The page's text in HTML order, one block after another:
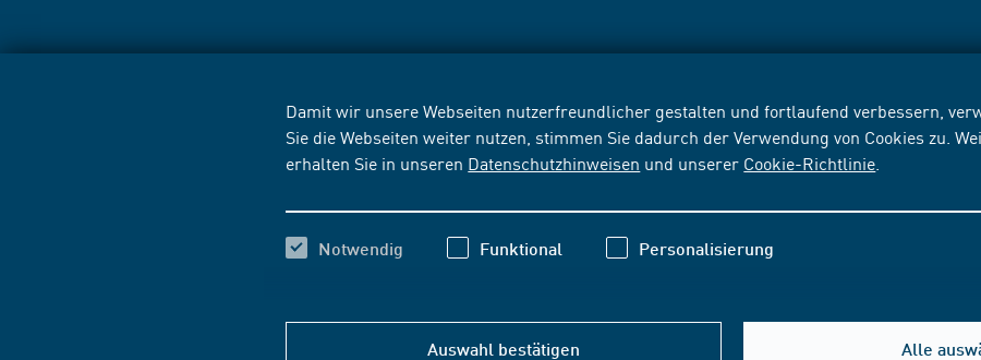
Damit wir unsere Webseiten nutzerfreundlicher gestalten und fortlaufend verbessern,
Sie die Webseiten weiter nutzen, stimmen Sie dadurch der Verwendung von Cookies zu.
erhalten Sie in unseren Datenschutzhinweisen und unserer Cookie-Richtlinie
Notwendig Funktional Personalisierung
Auswahl bestätigen Alle